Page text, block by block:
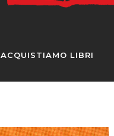
ACQUISTIAMO LIBRI